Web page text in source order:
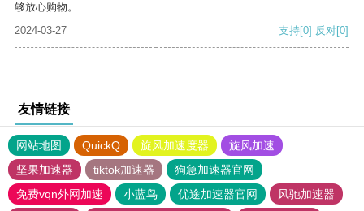
够放心购物。
2024-03-27
支持[0] 反对[0]
友情链接
网站地图 QuickQ 旋风加速度器
旋风加速
坚果加速器
tiktok加速器
狗急加速器官网
免费vqn外网加速
小蓝鸟 优途加速器官网
风驰加速器